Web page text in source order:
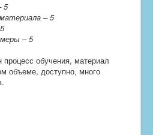
5
– 5
– 5
процесс обучения, материал
объеме, доступно, много